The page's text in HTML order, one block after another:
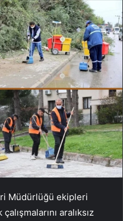
Müdürlüğü ekipleri
aralıksız